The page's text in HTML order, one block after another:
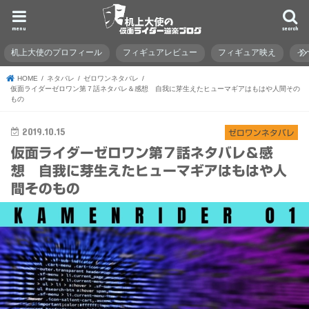
search
menu
机上大使のプロフィール フィギュアレビュー フィギュア映え イ
HOME ネタバレ
ゼロワンネタバレ
仮面ライダーゼロワン第７話ネタバレ＆感想 自我に芽生えたヒューマギアはもはや人間その
もの
ゼロワンネタバレ
2019.10.15
仮面ライダーゼロワン第７話ネタバレ＆感
想 自我に芽生えたヒューマギアはもはや人
間そのもの